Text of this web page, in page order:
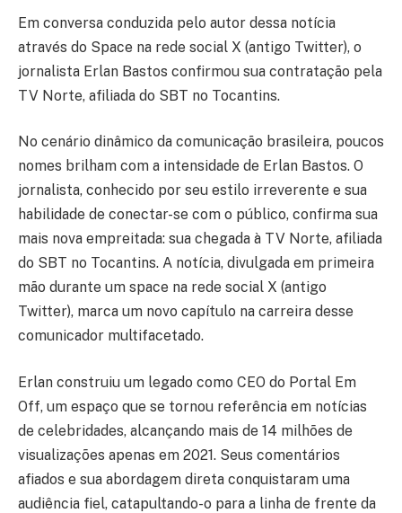
Em conversa conduzida pelo autor dessa notícia
através do Space na rede social X (antigo Twitter), o
jornalista Erlan Bastos confirmou sua contratação pela
TV Norte, afiliada do SBT no Tocantins.
No cenário dinâmico da comunicação brasileira, poucos
nomes brilham com a intensidade de Erlan Bastos. O
jornalista, conhecido por seu estilo irreverente e sua
habilidade de conectar-se com o público, confirma sua
mais nova empreitada: sua chegada à TV Norte, afiliada
do SBT no Tocantins. A notícia, divulgada em primeira
mão durante um space na rede social X (antigo
Twitter), marca um novo capítulo na carreira desse
comunicador multifacetado.
Erlan construiu um legado como CEO do Portal Em
Off, um espaço que se tornou referência em notícias
de celebridades, alcançando mais de 14 milhões de
visualizações apenas em 2021. Seus comentários
afiados e sua abordagem direta conquistaram uma
audiência fiel, catapultando-o para a linha de frente da